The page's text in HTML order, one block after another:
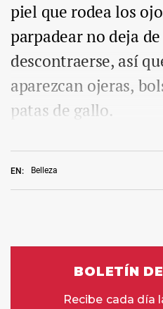
EN: Belleza
piel que rodea los
parpadear no deja
descontraerse, así
aparezcan ojeras,
patas de gallo.